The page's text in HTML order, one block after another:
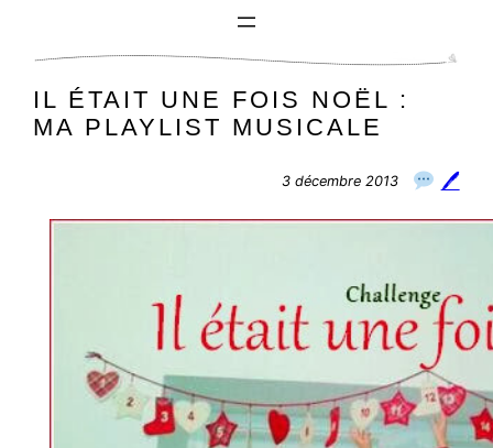
IL ÉTAIT UNE FOIS NOËL :
MA PLAYLIST MUSICALE
3 décembre 2013 🖊